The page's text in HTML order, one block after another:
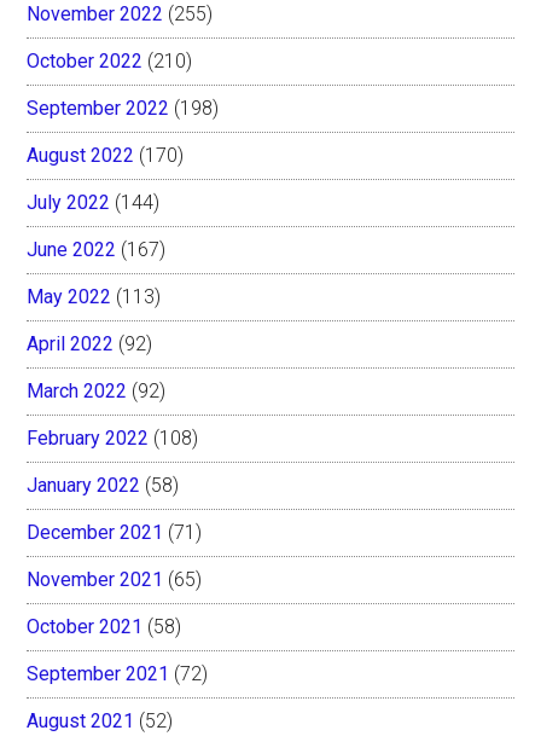
November 2022 (255)
October 2022 (210)
September 2022 (198)
August 2022 (170)
July 2022 (144)
June 2022 (167)
May 2022 (113)
April 2022 (92)
March 2022 (92)
February 2022 (108)
January 2022 (58)
December 2021 (71)
November 2021 (65)
October 2021 (58)
September 2021 (72)
August 2021 (52)